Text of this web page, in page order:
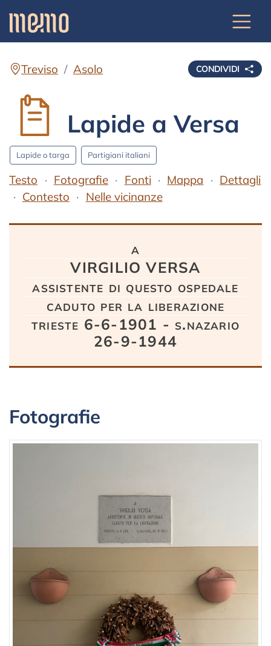
CONDIVIDI
Treviso Asolo
Lapide a Versa
Lapide o targa Partigiani italiani
Testo Fotografie Fonti Mappa
Dettagli
Contesto
Nelle vicinanze
a
VIRGILIO VERSA
assistente di questo ospedale
caduto per la liberazione
trieste 6-6-1901 - s.nazario
26-9-1944
Fotografie